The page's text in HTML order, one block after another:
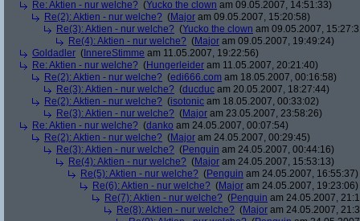
Re: Aktien - nur welche? (Yucko the clown am 09.05.2007, 14:51:33)
Re(2): Aktien - nur welche? (Major am 09.05.2007, 15:20:58)
Re(3): Aktien - nur welche? (Yucko the clown am 09.05.2007,
Re(4): Aktien - nur welche? (Major am 09.05.2007, 19:49:24)
Goldadler ( InnereStimme am 11.05.2007, 19:22:56)
Re: Aktien - nur welche? (Hungerleider am 11.05.2007, 20:21:40)
Re(2): Aktien - nur welche? (edi666.com am 18.05.2007, 00:16:58)
Re(3): Aktien - nur welche? (ducduc am 20.05.2007, 18:27:44)
Re(2): Aktien - nur welche? (isotonic am 18.05.2007, 00:33:02)
Re(3): Aktien - nur welche? (Major am 23.05.2007, 23:58:26)
Re: Aktien - nur welche? (danko am 24.05.2007, 00:07:54)
Re(2): Aktien - nur welche? (Major am 24.05.2007, 00:29:45)
Re(3): Aktien - nur welche? (Penguin am 24.05.2007, 00:44:16)
Re(4): Aktien - nur welche? (Major am 24.05.2007, 15:53:13)
Re(5): Aktien - nur welche? (Penguin am 24.05.2007, 16:55:37)
Re(6): Aktien - nur welche? (Major am 24.05.2007, 19:23:06)
Re(7): Aktien - nur welche? (Penguin am 24.05.2007,
Re(8): Aktien - nur welche? (Major am 24.05.2007,